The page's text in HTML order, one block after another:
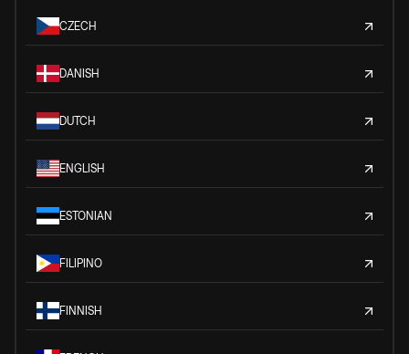
CZECH
DANISH
DUTCH
ENGLISH
ESTONIAN
FILIPINO
FINNISH